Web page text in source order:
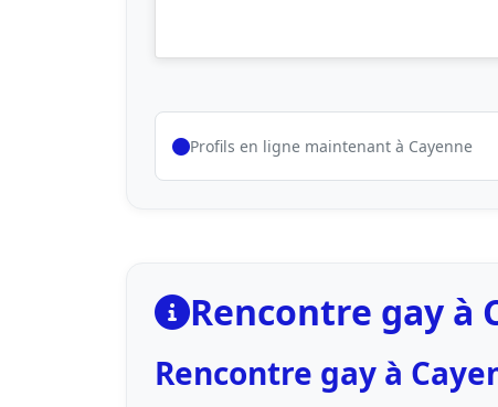
Profils en ligne maintenant à Cayenne
Rencontre gay à
Rencontre gay à